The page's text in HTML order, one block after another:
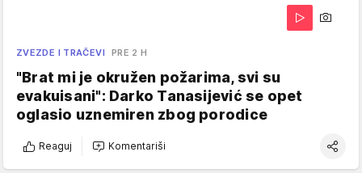
ZVEZDE I TRAČEVI PRE 2 H
"Brat mi je okružen požarima, svi su
evakuisani": Darko Tanasijević se opet
oglasio uznemiren zbog porodice
Reaguj Komentariši